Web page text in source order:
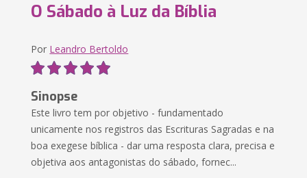
O Sábado à Luz da Bíblia
Por Leandro Bertoldo
Sinopse
Este livro tem por objetivo - fundamentado
unicamente nos registros das Escrituras Sagradas e na
boa exegese bíblica - dar uma resposta clara, precisa e
objetiva aos antagonistas do sábado, fornec...